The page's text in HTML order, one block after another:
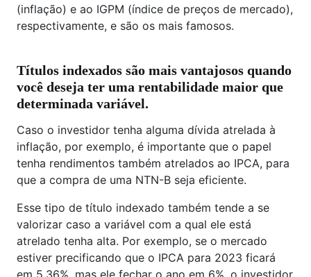
(inflação) e ao IGPM (índice de preços de mercado),
respectivamente, e são os mais famosos.
Títulos indexados são mais vantajosos quando
você deseja ter uma rentabilidade maior que
determinada variável.
Caso o investidor tenha alguma dívida atrelada à
inflação, por exemplo, é importante que o papel
tenha rendimentos também atrelados ao IPCA, para
que a compra de uma NTN-B seja eficiente.
Esse tipo de título indexado também tende a se
valorizar caso a variável com a qual ele está
atrelado tenha alta. Por exemplo, se o mercado
estiver precificando que o IPCA para 2023 ficará
em 5,36%, mas ele fechar o ano em 6%, o investidor